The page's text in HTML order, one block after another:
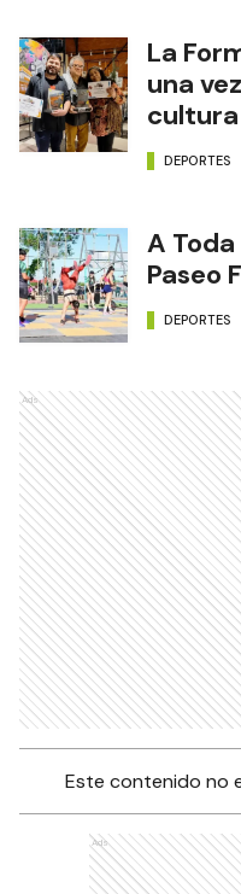
La
una
DEPORTES
A
Paseo
DEPORTES
Ads
Este contenido no
Ads